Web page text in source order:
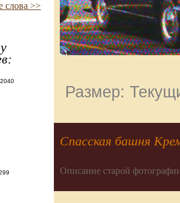
слова >>
2040
Размер:
Спасская башня
Описание старой